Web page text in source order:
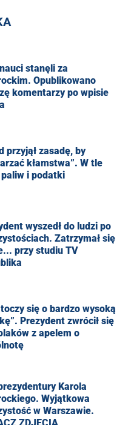
stanęli za
Opublikowano
komentarzy po wpisie
przyjął zasadę, by
kłamstwa”. W tle
i podatki
wyszedł do ludzi po
Zatrzymał się
przy studiu TV
toczy się o bardzo wysoką
Prezydent zwrócił się
z apelem o
Karola
Wyjątkowa
w Warszawie.
ZDJĘCIA